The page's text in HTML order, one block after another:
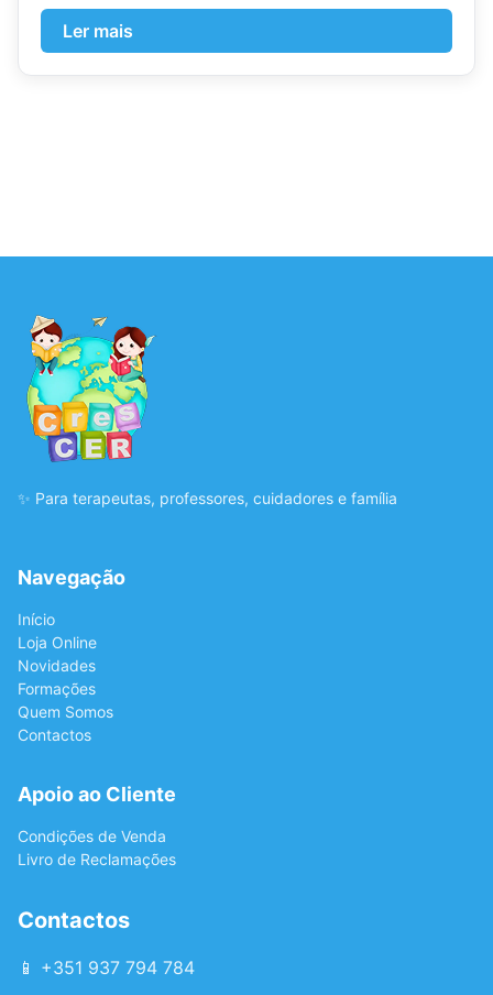
Ler mais
✨ Para terapeutas, professores, cuidadores e família
Navegação
Início
Loja Online
Novidades
Formações
Quem Somos
Contactos
Apoio ao Cliente
Condições de Venda
Livro de Reclamações
Contactos
📱 +351 937 794 784